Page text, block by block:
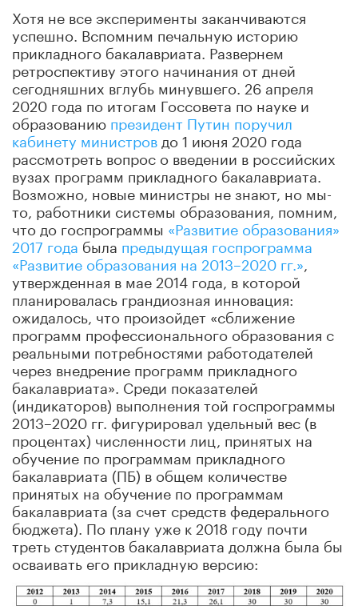
Хотя не все эксперименты заканчиваются
успешно. Вспомним печальную историю
прикладного бакалавриата. Развернем
ретроспективу этого начинания от дней
сегодняшних вглубь минувшего. 26 апреля
2020 года по итогам Госсовета по науке и
образованию президент Путин поручил
кабинету министров до 1 июня 2020 года
рассмотреть вопрос о введении в российских
вузах программ прикладного бакалавриата.
Возможно, новые министры не знают, но мы-
то, работники системы образования, помним,
что до госпрограммы «Развитие образования»
2017 года былапредыдущая госпрограмма
«Развитие образования на 2013–2020 гг.»
утвержденная в мае 2014 года, в которой
планировалась грандиозная инновация:
ожидалось, что произойдет «сближение
программ профессионального образования с
реальными потребностями работодателей
через внедрение программ прикладного
бакалавриата». Среди показателей
(индикаторов) выполнения той госпрограммы
2013–2020 гг. фигурировал удельный вес (в
процентах) численности лиц, принятых на
обучение по программам прикладного
бакалавриата (ПБ) в общем количестве
принятых на обучение по программам
бакалавриата (за счет средств федерального
бюджета). По плану уже к 2018 году почти
треть студентов бакалавриата должна была бы
осваивать его прикладную версию: